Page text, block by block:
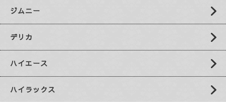
ジムニー
デリカ
ハイエース
ハイラックス